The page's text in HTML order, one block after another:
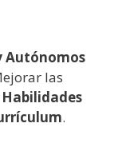
Autónomos
las
.